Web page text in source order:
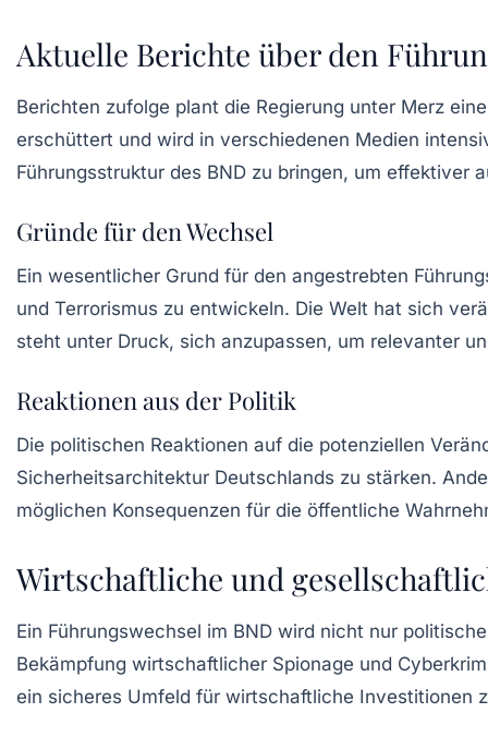
Aktuelle Berichte über den
Berichten zufolge plant die Regierung unter Merz
erschüttert und wird in verschiedenen Medien
Führungsstruktur des BND zu bringen, um effektiver
Gründe für den Wechsel
Ein wesentlicher Grund für den angestrebten
und Terrorismus zu entwickeln. Die Welt hat sich
steht unter Druck, sich anzupassen, um relevanter
Reaktionen aus der Politik
Die politischen Reaktionen auf die potenziellen
Sicherheitsarchitektur Deutschlands zu stärken.
möglichen Konsequenzen für die öffentliche
Wirtschaftliche und
Ein Führungswechsel im BND wird nicht nur
Bekämpfung wirtschaftlicher Spionage und
ein sicheres Umfeld für wirtschaftliche Investitionen